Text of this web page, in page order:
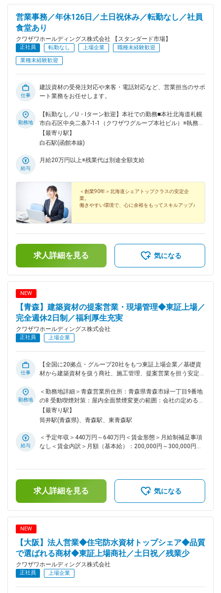
ヘルプ サイトマップ
営業事務／年休126日／土日祝休み／転勤なし／社員
食堂あり
クワザワホールディングス株式会社 【スタンダード市場】
正社員 転勤なし 上場企業
職種未経験歓迎
業種未経験歓迎
仕事
建設資材の受発注対応や来客・電話対応など、営業担当のサポ
ート業務をお任せします。
勤務地
【転勤なし／U・Iターン歓迎】本社での勤務■本社北海道札幌
市白石区中央二条7-1-1（クワザワグループ本社ビル）※執務室
は全面禁煙（別途喫煙室あり）＜アクセス＞白石駅（地下鉄東
西線）より 徒歩14分
【最寄り駅】
白石駅(函館本線)
給与
月給20万円以上※残業代は別途全額支給
＜創業90年＞北海道シェアトップクラスの安定企
業。
働きやすい環境で、心に余裕をもってスキルアップ♪
求人詳細を見る 気になる
NEW
【青森】建築資材の提案営業・現場管理◆東証上場／
完全週休2日制／福利厚生充実
クワザワホールディングス株式会社
正社員 上場企業
仕事
【全国に20拠点・グループ20社をもつ東証上場企業／基礎資
材から建築資材を扱う商社、施工管理、提案営業を担う安定企
実】 ■職務内容 建築資材の提案営業を中心に、見積作成、資
材手配、納期調整、現場確認、メーカー・仕入先・協力業者と
の調整などを担当していただきます。 単に商品を販売するだ
けではなく、現場の進み方やお客様の事情を踏まえながら、必
建築資材の総合商社として、資材販売だけでなく、施工を伴う
商品や工事案件にも対応しています。 営業担当であっても、
社、工務店、建設会社、リフォーム会社などへのルート営業
・建築資材、断熱材、外壁材、内装材、住宅設備などの提案
・見積作成、受発注、納期確認、メーカー・仕入先との調整
・現場状況の確認、工程に合わせた資材手配 ・協力業者との
たな商材提案 ・青森市内、弘前、八戸方面などへの営業・現
社・リフォーム会社など、地域に根ざしたお客様を中心に、建
築資材の販売や工事案件の対応を行っています。 近年は、既
存顧客からの資材相談に加え、外壁・断熱材・住宅設備・内装
材・改修工事など、幅広い案件への対応が増えています。 青
森市内を中心に、弘前・八戸方面など広いエリアを担当してお
り、お客様への訪問、現場確認、見積対応、納期調整など、営
勤務地
＜勤務地詳細＞青森営業所住所：青森県青森市緑一丁目9番地
の8 受動喫煙対策：屋内全面禁煙変更の範囲：会社の定める事
業所
【最寄り駅】
筒井駅(青森県)、青森駅、東青森駅
給与
＜予定年収＞440万円～640万円＜賃金形態＞月給制補足事項
なし＜賃金内訳＞月額（基本給）：200,000円～300,000円固
残業手当＞有＜給与補足＞※賞与、営業手当、役職手当、住宅
関連手当等を含む想定です。■昇給：年1回（5月）■賞与：年2
回（7月・12月）【モデル年収】・32歳（主任）：約440万円
円（賞与・残業・家族・住宅手当含む）賃金はあくまでも目安
求人詳細を見る 気になる
NEW
【大阪】法人営業◆住宅防水資材トップシェア◆品質
で選ばれる商材◆東証上場商社／土日祝／残業少
クワザワホールディングス株式会社
正社員 上場企業